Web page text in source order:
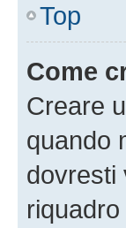
Top
Come
Creare
quando
dovresti